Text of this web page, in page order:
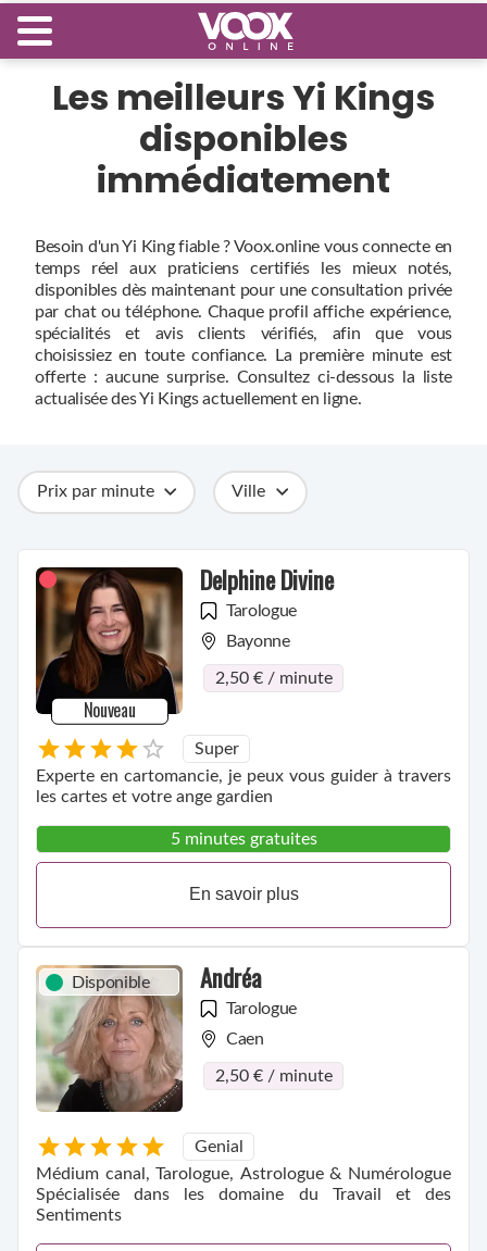
Les meilleurs Yi Kings
disponibles
immédiatement
Besoin d'un Yi King fiable ? Voox.online vous connecte en
temps réel aux praticiens certifiés les mieux notés,
disponibles dès maintenant pour une consultation privée
par chat ou téléphone. Chaque profil affiche expérience,
spécialités et avis clients vérifiés, afin que vous
choisissiez en toute confiance. La première minute est
offerte : aucune surprise. Consultez ci‑dessous la liste
actualisée des Yi Kings actuellement en ligne.
Prix par minute
Catégories
Métiers
Compétences
Ville
Nouveau
Delphine Divine
Tarologue
Bayonne
2,50 € / minute
Super
Experte en cartomancie, je peux vous guider à travers
les cartes et votre ange gardien
5 minutes gratuites
En savoir plus
Disponible Andréa
Tarologue
Caen
2,50 € / minute
Genial
Médium canal, Tarologue, Astrologue & Numérologue
Spécialisée dans les domaine du Travail et des
Sentiments